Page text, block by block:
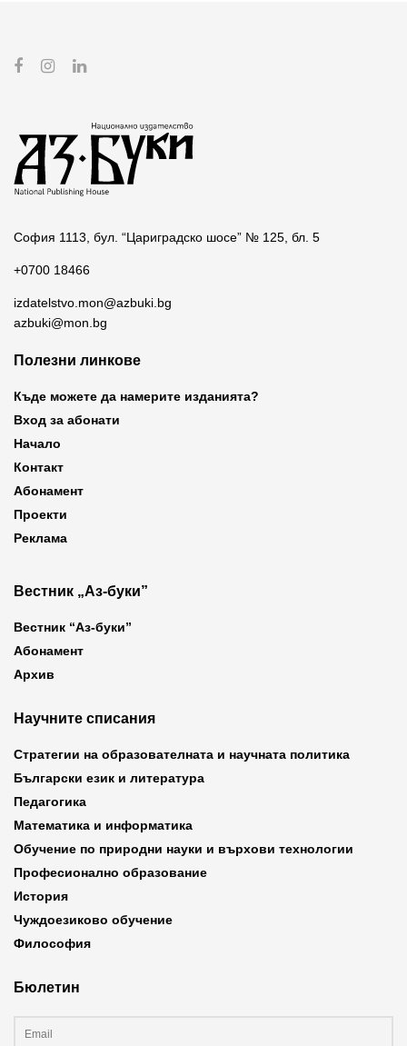
София 1113, бул. “Цариградско шосе” № 125, бл. 5
+0700 18466
izdatelstvo.mon@azbuki.bg
azbuki@mon.bg
Полезни линкове
Къде можете да намерите изданията?
Вход за абонати
Начало
Контакт
Абонамент
Проекти
Реклама
Вестник „Аз-буки”
Вестник “Аз-буки”
Абонамент
Архив
Научните списания
Стратегии на образователната и научната политика
Български език и литература
Педагогика
Математика и информатика
Обучение по природни науки и върхови технологии
Професионално образование
История
Чуждоезиково обучение
Философия
Бюлетин